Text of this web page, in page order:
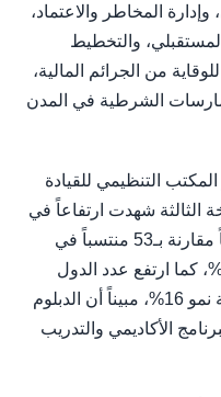
وإدارة المخاطر والاعتماد،
والتخطيط
من الجرائم المالية،
الشرطية في المدن
التنظيمي للقيادة
الثالثة شهدت ارتفاعاً في
عدد المنتسبين ليصل إلى 60 منتسباً مقارنة بـ53 منتسباً في
الثانية بنسبة زيادة بلغت 14%، كما ارتفع عدد الدول
المشاركة من 38 إلى 42 دولة بنسبة نمو 16%، مبيناً أن الدبلوم
الأكاديمي والتدريب